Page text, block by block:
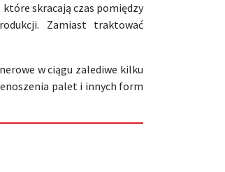
skracają czas pomiędzy
Zamiast traktować
w ciągu zalediwe kilku
palet i innych form